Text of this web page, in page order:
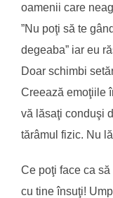
oamenii care
”Nu poţi să te
degeaba” iar eu
Doar schimbi
Creează emoţiile
vă lăsaţi conduşi
tărâmul fizic. Nu
Ce poţi face ca
cu tine însuţi!